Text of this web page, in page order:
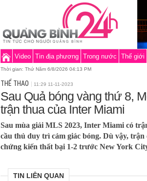
Video Tin địa phương Trong nước Thế giới
Thời gian: Thứ Năm 6/8/2026 04:14 PM
THỂ THAO 11:29 11-11-2023
Sau Quả bóng vàng thứ 8,
trận thua của Inter Miami
Sau mùa giải MLS 2023, Inter Miami có
cầu thủ duy trì cảm giác bóng. Dù vậy, trận
chứng kiến thất bại 1-2 trước New York
TIN LIÊN QUAN